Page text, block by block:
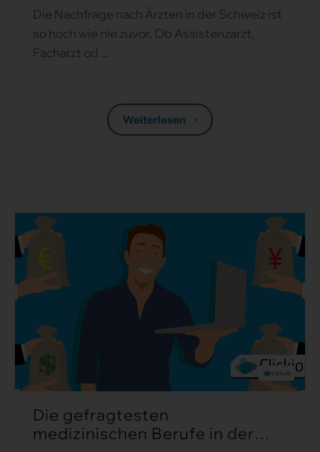
Die Nachfrage nach Ärzten in der Schweiz ist
so hoch wie nie zuvor. Ob Assistenzarzt,
Facharzt od ...
Weiterlesen
Die gefragtesten
medizinischen Berufe in der